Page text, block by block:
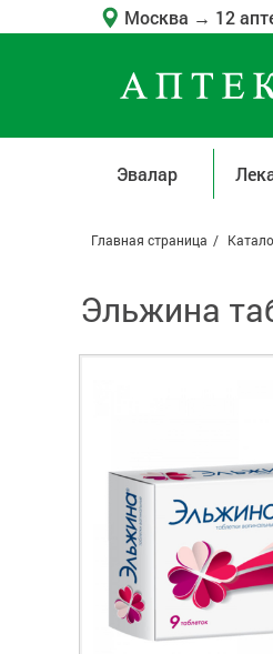
Москва → 12
Эвалар
Главная страница
Эльжина